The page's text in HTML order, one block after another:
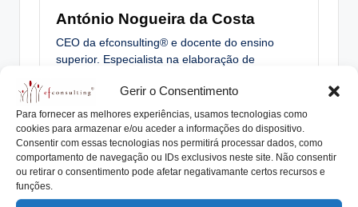
Gerir o Consentimento
Para fornecer as melhores experiências, usamos tecnologias como
cookies para armazenar e/ou aceder a informações do dispositivo.
Consentir com essas tecnologias nos permitirá processar dados, como
comportamento de navegação ou IDs exclusivos neste site. Não consentir
ou retirar o consentimento pode afetar negativamante certos recursos e
funções.
António Nogueira da Costa
CEO da efconsulting® e docente do ensino
superior. Especialista na elaboração de
Órgãos de Governo, acompanhando numerosas
Empresas e Famílias Empresárias®. Orador em
seminários, conferências e autor de livros e
centenas de artigos relacionados com
Empresas Familiares®.